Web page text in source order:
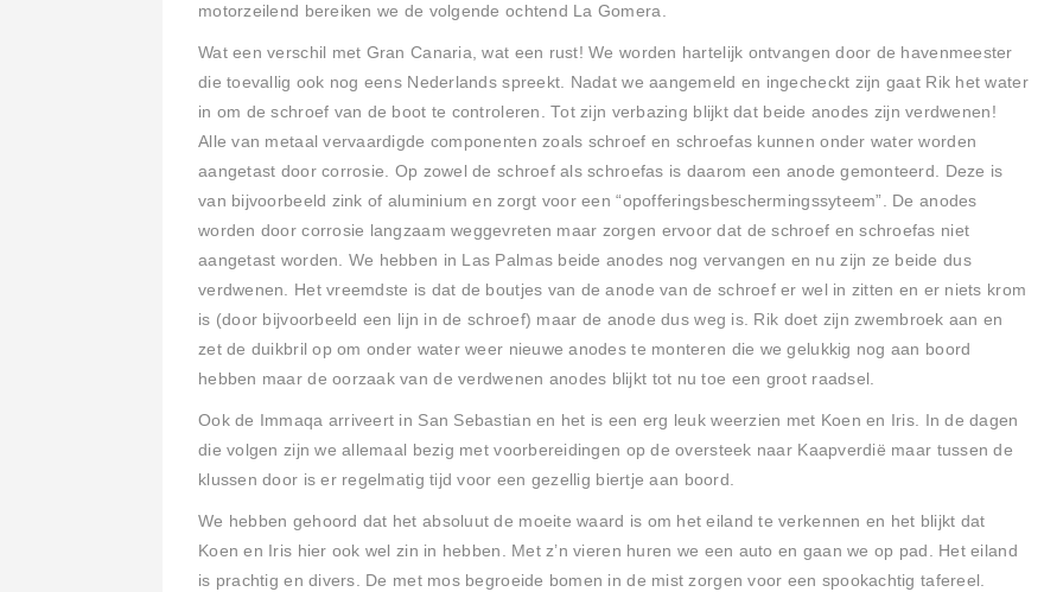
motorzeilend bereiken we de volgende ochtend La Gomera.
Wat een verschil met Gran Canaria, wat een rust! We worden hartelijk ontvangen door de havenmeester
die toevallig ook nog eens Nederlands spreekt. Nadat we aangemeld en ingecheckt zijn gaat Rik het water
in om de schroef van de boot te controleren. Tot zijn verbazing blijkt dat beide anodes zijn verdwenen!
Alle van metaal vervaardigde componenten zoals schroef en schroefas kunnen onder water worden
aangetast door corrosie. Op zowel de schroef als schroefas is daarom een anode gemonteerd. Deze is
van bijvoorbeeld zink of aluminium en zorgt voor een “opofferingsbeschermingssyteem”. De anodes
worden door corrosie langzaam weggevreten maar zorgen ervoor dat de schroef en schroefas niet
aangetast worden. We hebben in Las Palmas beide anodes nog vervangen en nu zijn ze beide dus
verdwenen. Het vreemdste is dat de boutjes van de anode van de schroef er wel in zitten en er niets krom
is (door bijvoorbeeld een lijn in de schroef) maar de anode dus weg is. Rik doet zijn zwembroek aan en
zet de duikbril op om onder water weer nieuwe anodes te monteren die we gelukkig nog aan boord
hebben maar de oorzaak van de verdwenen anodes blijkt tot nu toe een groot raadsel.
Ook de Immaqa arriveert in San Sebastian en het is een erg leuk weerzien met Koen en Iris. In de dagen
die volgen zijn we allemaal bezig met voorbereidingen op de oversteek naar Kaapverdië maar tussen de
klussen door is er regelmatig tijd voor een gezellig biertje aan boord.
We hebben gehoord dat het absoluut de moeite waard is om het eiland te verkennen en het blijkt dat
Koen en Iris hier ook wel zin in hebben. Met z’n vieren huren we een auto en gaan we op pad. Het eiland
is prachtig en divers. De met mos begroeide bomen in de mist zorgen voor een spookachtig tafereel.